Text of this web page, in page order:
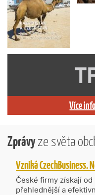
Více
Zprávyze světa
České firmy získají od
přehlednější a